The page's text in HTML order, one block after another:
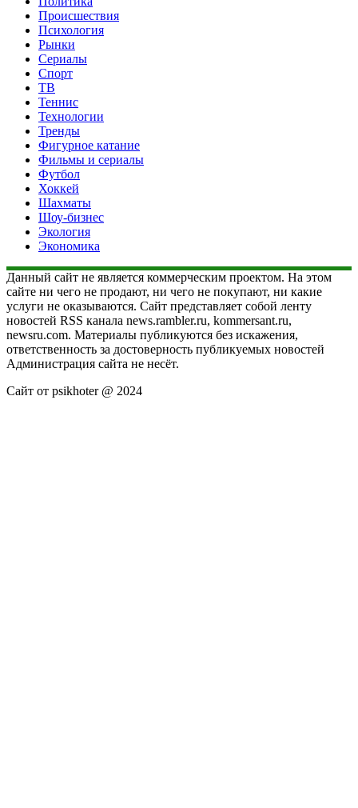
Происшествия
Психология
Рынки
Сериалы
Спорт
ТВ
Теннис
Технологии
Тренды
Фигурное катание
Фильмы и сериалы
Футбол
Хоккей
Шахматы
Шоу-бизнес
Экология
Экономика
Данный сайт не является коммерческим проектом. На этом
сайте ни чего не продают, ни чего не покупают, ни какие
услуги не оказываются. Сайт представляет собой ленту
новостей RSS канала news.rambler.ru, kommersant.ru,
newsru.com. Материалы публикуются без искажения,
ответственность за достоверность публикуемых новостей
Администрация сайта не несёт.
Сайт от psikhoter @ 2024